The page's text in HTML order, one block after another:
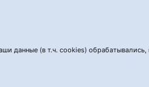
данные (в т.ч. cookies) обрабатывались,